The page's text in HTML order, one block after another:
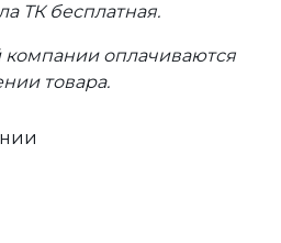
ТК бесплатная.
компании оплачиваются
товара.